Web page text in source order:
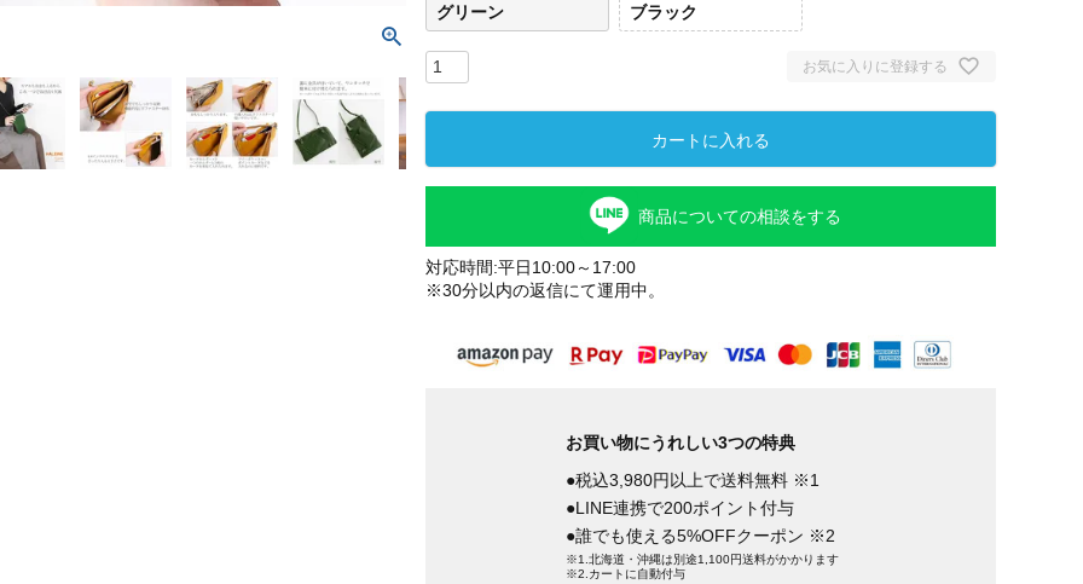
グリーン ブラック
お気に入りに登録する
カートに入れる
商品についての相談をする
対応時間:平日10:00～17:00
※30分以内の返信にて運用中。
お買い物にうれしい3つの特典
●税込3,980円以上で送料無料 ※1
●LINE連携で200ポイント付与
●誰でも使える5%OFFクーポン ※2
※1.北海道・沖縄は別途1,100円送料がかかります
※2.カートに自動付与